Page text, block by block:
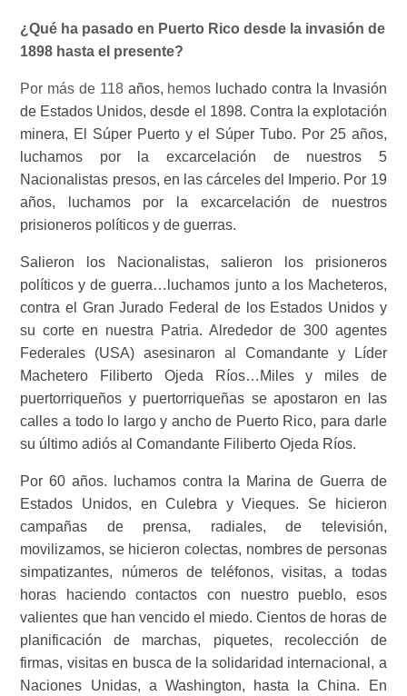
¿Qué ha pasado en Puerto Rico desde la invasión de
1898 hasta el presente?
Por más de 118 años, hemos luchado contra la Invasión
de Estados Unidos, desde el 1898. Contra la explotación
minera, El Súper Puerto y el Súper Tubo. Por 25 años,
luchamos por la excarcelación de nuestros 5
Nacionalistas presos, en las cárceles del Imperio. Por 19
años, luchamos por la excarcelación de nuestros
prisioneros políticos y de guerras.
Salieron los Nacionalistas, salieron los prisioneros
políticos y de guerra…luchamos junto a los Macheteros,
contra el Gran Jurado Federal de los Estados Unidos y
su corte en nuestra Patria. Alrededor de 300 agentes
Federales (USA) asesinaron al Comandante y Líder
Machetero Filiberto Ojeda Ríos…Miles y miles de
puertorriqueños y puertorriqueñas se apostaron en las
calles a todo lo largo y ancho de Puerto Rico, para darle
su último adiós al Comandante Filiberto Ojeda Ríos.
Por 60 años. luchamos contra la Marina de Guerra de
Estados Unidos, en Culebra y Vieques. Se hicieron
campañas de prensa, radiales, de televisión,
movilizamos, se hicieron colectas, nombres de personas
simpatizantes, números de teléfonos, visitas, a todas
horas haciendo contactos con nuestro pueblo, esos
valientes que han vencido el miedo. Cientos de horas de
planificación de marchas, piquetes, recolección de
firmas, visitas en busca de la solidaridad internacional, a
Naciones Unidas, a Washington, hasta la China. En